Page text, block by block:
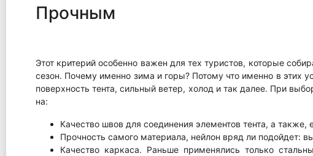
Прочным
Этот критерий особенно важен для тех туристов, которые
сезон. Почему именно зима и горы? Потому что именно в этих
поверхность тента, сильный ветер, холод и так далее. При
на:
Качество швов для соединения элементов тента, а также,
Прочность самого материала, нейлон вряд ли подойдет:
Качество каркаса. Раньше применялись только